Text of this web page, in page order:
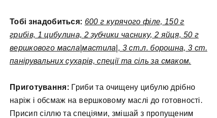
Тобі знадобиться: 600 г курячого філе, 150 г
грибів, 1 цибулина, 2 зубчики часнику, 2 яйця, 50 г
вершкового масла|мастила|, 3 ст.л. борошна, 3 ст.
панірувальних сухарів, спеції та сіль за смаком.
Приготування: Гриби та очищену цибулю дрібно
наріж і обсмаж на вершковому маслі до готовності.
Присип сіллю та спеціями, змішай з пропущеним